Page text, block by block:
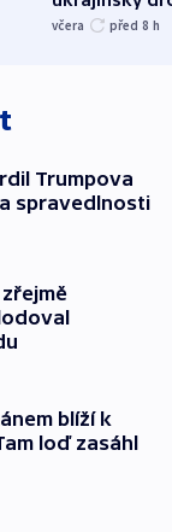
explodoval
včera před 8 h
Trumpova
spravedlnosti
blíží k
loď zasáhl